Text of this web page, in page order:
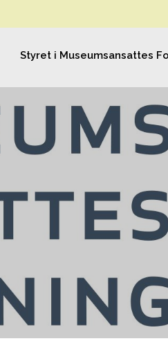
Styret i Museumsansattes